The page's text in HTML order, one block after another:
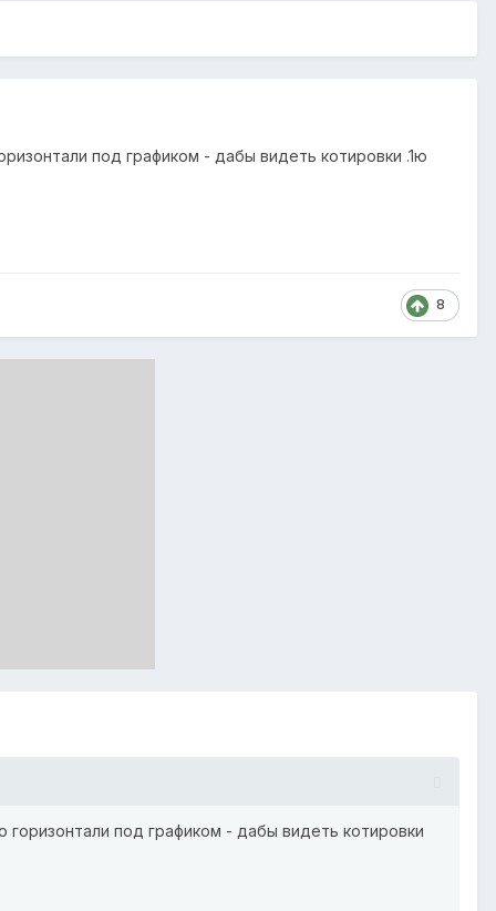
под графиком - дабы видеть котировки .1ю
8
под графиком - дабы видеть котировки